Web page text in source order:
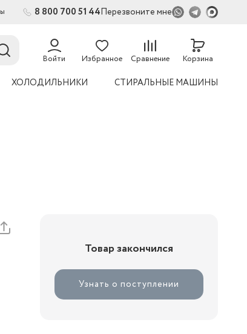
8 800 700 51 44Перезвоните мне
Войти Избранное Сравнение
54
Корзина
ХОЛОДИЛЬНИКИ СТИРАЛЬНЫЕ МАШИНЫ
Товар закончился
Узнать о поступлении